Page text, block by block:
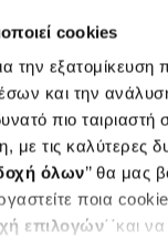
cookies
την
και την
πιο ταιριαστή
με τις καλύτερες
όλων’’ θα μας
ποια
επιλογών΄΄και